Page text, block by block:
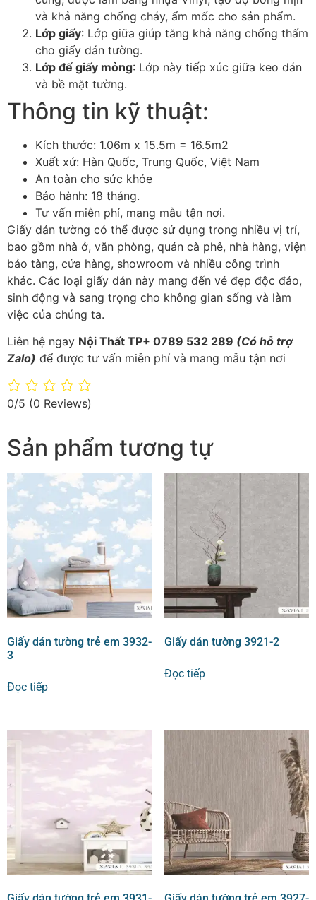
và khả năng chống cháy, ẩm mốc cho sản phẩm.
Lớp giấy: Lớp giữa giúp tăng khả năng chống thấm
cho giấy dán tường.
Lớp đế giấy mỏng: Lớp này tiếp xúc giữa keo dán
và bề mặt tường.
Thông tin kỹ thuật:
Kích thước: 1.06m x 15.5m = 16.5m2
Xuất xứ: Hàn Quốc, Trung Quốc, Việt Nam
An toàn cho sức khỏe
Bảo hành: 18 tháng.
Tư vấn miễn phí, mang mẫu tận nơi.
Giấy dán tường có thể được sử dụng trong nhiều vị trí,
bao gồm nhà ở, văn phòng, quán cà phê, nhà hàng, viện
bảo tàng, cửa hàng, showroom và nhiều công trình
khác. Các loại giấy dán này mang đến vẻ đẹp độc đáo,
sinh động và sang trọng cho không gian sống và làm
việc của chúng ta.
Liên hệ ngay Nội Thất TP+ 0789 532 289 (Có hỗ trợ
Zalo) để được tư vấn miễn phí và mang mẫu tận nơi
0/5 (0 Reviews)
Sản phẩm tương tự
Giấy dán tường trẻ em 3932-
3
Đọc tiếp
Giấy dán tường 3921-2
Đọc tiếp